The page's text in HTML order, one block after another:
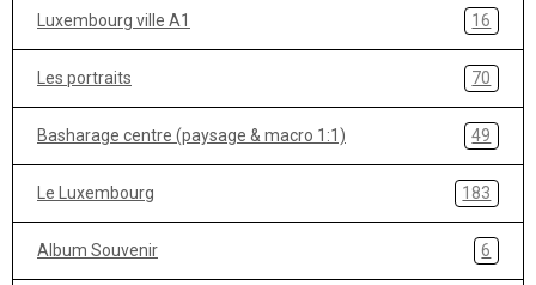
Luxembourg ville A1 16
Les portraits 70
Basharage centre (paysage & macro 1:1) 49
Le Luxembourg 183
Album Souvenir 6